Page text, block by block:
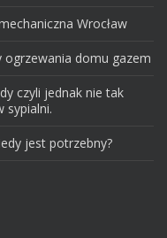
Wrocław
ogrzewania domu gazem
czyli jednak nie tak
sypialni.
jest potrzebny?